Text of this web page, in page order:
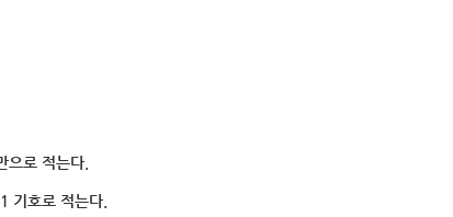
으로 적는다.
기호로 적는다.